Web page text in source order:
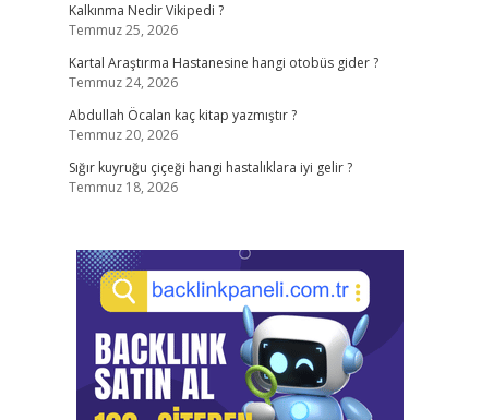
Kalkınma Nedir Vikipedi ?
Temmuz 25, 2026
Kartal Araştırma Hastanesine hangi otobüs gider ?
Temmuz 24, 2026
Abdullah Öcalan kaç kitap yazmıştır ?
Temmuz 20, 2026
Sığır kuyruğu çiçeği hangi hastalıklara iyi gelir ?
Temmuz 18, 2026